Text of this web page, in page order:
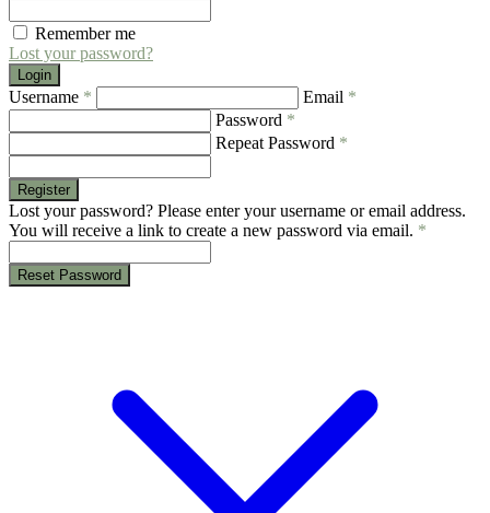
Remember me
Lost your password?
Login
Username * Email *
Password *
Repeat Password *
Register
Lost your password? Please enter your username or email address.
You will receive a link to create a new password via email. *
Reset Password